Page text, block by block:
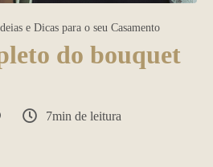
e Dicas para o seu Casamento
do bouquet
7min de leitura